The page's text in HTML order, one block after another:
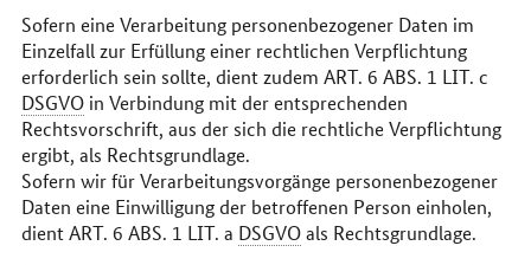
Sofern eine Verarbeitung personenbezogener Daten im
Einzelfall zur Erfüllung einer rechtlichen Verpflichtung
erforderlich sein sollte, dient zudem ART. 6 ABS. 1 LIT. c
DSGVOin Verbindung mit der entsprechenden
Rechtsvorschrift, aus der sich die rechtliche Verpflichtung
ergibt, als Rechtsgrundlage.
Sofern wir für Verarbeitungsvorgänge personenbezogener
Daten eine Einwilligung der betroffenen Person einholen,
dient ART. 6 ABS. 1 LIT. a DSGVOals Rechtsgrundlage.